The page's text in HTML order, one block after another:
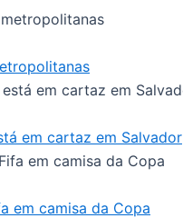
em cartaz em Salvador
em camisa da Copa